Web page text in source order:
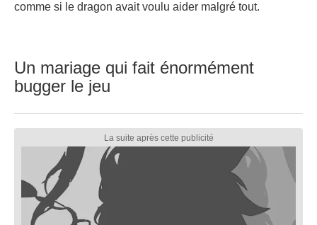
comme si le dragon avait voulu aider malgré tout.
Un mariage qui fait énormément
bugger le jeu